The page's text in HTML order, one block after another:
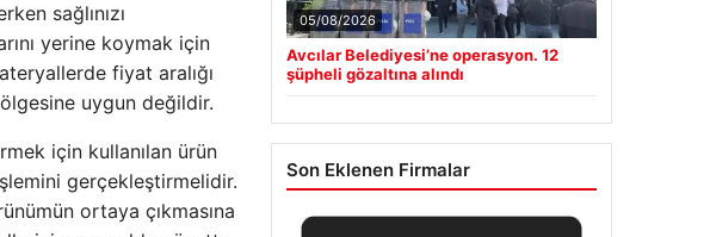
sağlınızı
yerine koymak için
fiyat aralığı
uygun değildir.
için kullanılan ürün
gerçekleştirmelidir.
ortaya çıkmasına
05/08/2026
Avcılar Belediyesi’ne operasyon. 12
şüpheli gözaltına alındı
Son Eklenen Firmalar